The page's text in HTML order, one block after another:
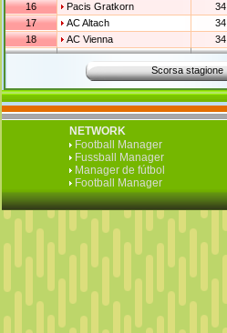
16
Pacis Gratkorn 34
17
AC Altach 34
18
AC Vienna 34
Scorsa stagione
NETWORK
Football Manager
Fussball Manager
Manager de fútbol
Football Manager